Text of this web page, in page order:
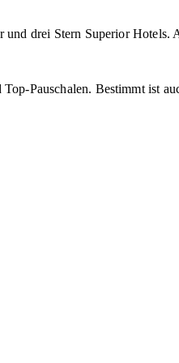
drei Stern Superior Hotels.
Pauschalen. Bestimmt ist